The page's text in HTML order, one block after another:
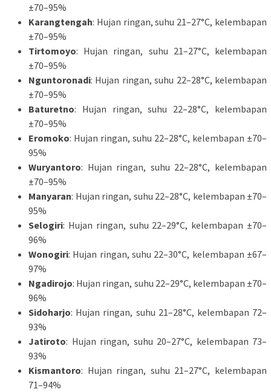
±70–95%
Karangtengah: Hujan ringan, suhu 21–27°C, kelembapan
±70–95%
Tirtomoyo: Hujan ringan, suhu 21–27°C, kelembapan
±70–95%
Nguntoronadi: Hujan ringan, suhu 22–28°C, kelembapan
±70–95%
Baturetno: Hujan ringan, suhu 22–28°C, kelembapan
±70–95%
Eromoko: Hujan ringan, suhu 22–28°C, kelembapan ±70–
95%
Wuryantoro: Hujan ringan, suhu 22–28°C, kelembapan
±70–95%
Manyaran: Hujan ringan, suhu 22–28°C, kelembapan ±70–
95%
Selogiri: Hujan ringan, suhu 22–29°C, kelembapan ±70–
96%
Wonogiri: Hujan ringan, suhu 22–30°C, kelembapan ±67–
97%
Ngadirojo: Hujan ringan, suhu 22–29°C, kelembapan ±70–
96%
Sidoharjo: Hujan ringan, suhu 21–28°C, kelembapan 72–
93%
Jatiroto: Hujan ringan, suhu 20–27°C, kelembapan 73–
93%
Kismantoro: Hujan ringan, suhu 21–27°C, kelembapan
71–94%